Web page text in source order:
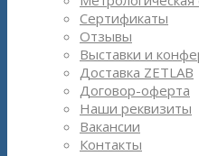
Сертификаты
Отзывы
Выставки и
Доставка ZETLAB
Договор-оферта
Наши реквизиты
Вакансии
Контакты